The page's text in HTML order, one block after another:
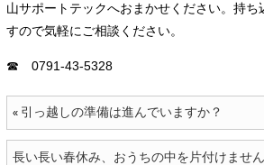
山サポートテックへおまかせください。持ち
すので気軽にご相談ください。
☎ 0791-43-5328
« 引っ越しの準備は進んでいますか？
長い長い春休み、おうちの中を片付けませ